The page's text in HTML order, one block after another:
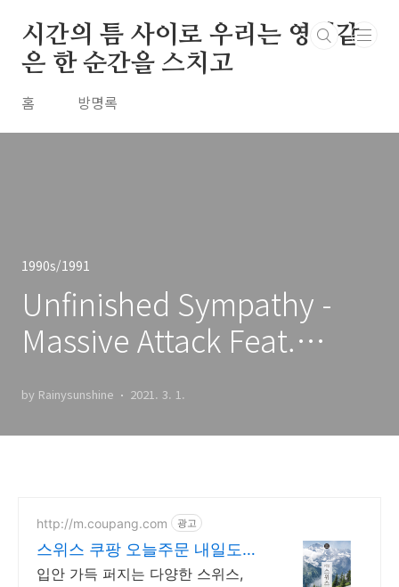
시간의 틈 사이로 우리는 영원같
은 한 순간을 스치고
홈 방명록
1990s/1991
Unfinished Sympathy -
Massive Attack Feat.
by Rainysunshine 2021. 3. 1.
http://m.coupang.com 광고
스위스 쿠팡 오늘주문 내일도
착 로켓배송
입안 가득 퍼지는 다양한 스위스,